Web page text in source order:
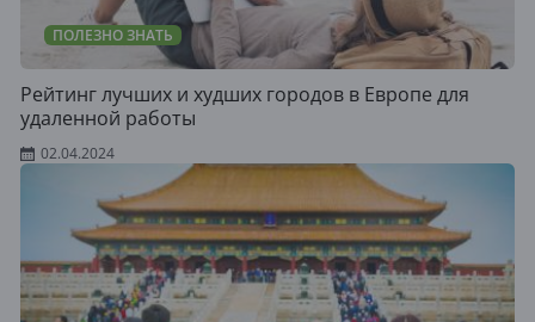
ПОЛЕЗНО ЗНАТЬ
Рейтинг лучших и худших городов в Европе для
удаленной работы
02.04.2024